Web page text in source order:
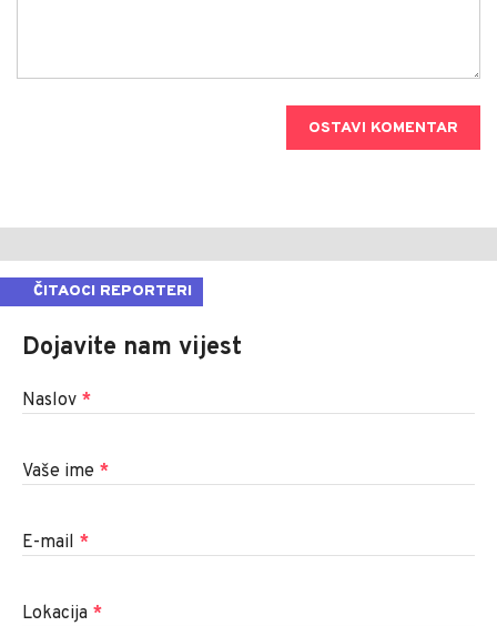
OSTAVI KOMENTAR
ČITAOCI REPORTERI
Dojavite nam vijest
Naslov *
Vaše ime *
E-mail *
Lokacija *